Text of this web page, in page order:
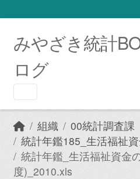
みやざき統計
ログ
組織
00統計調査課
統計年鑑185_生活福祉
統計年鑑_生活福祉資金
度)_2010.xls